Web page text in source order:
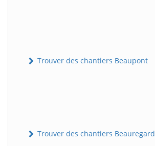
Trouver des chantiers Beaupont
Trouver des chantiers Beauregard